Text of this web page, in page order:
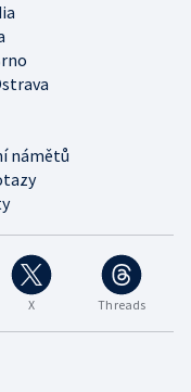
námětů
X Threads